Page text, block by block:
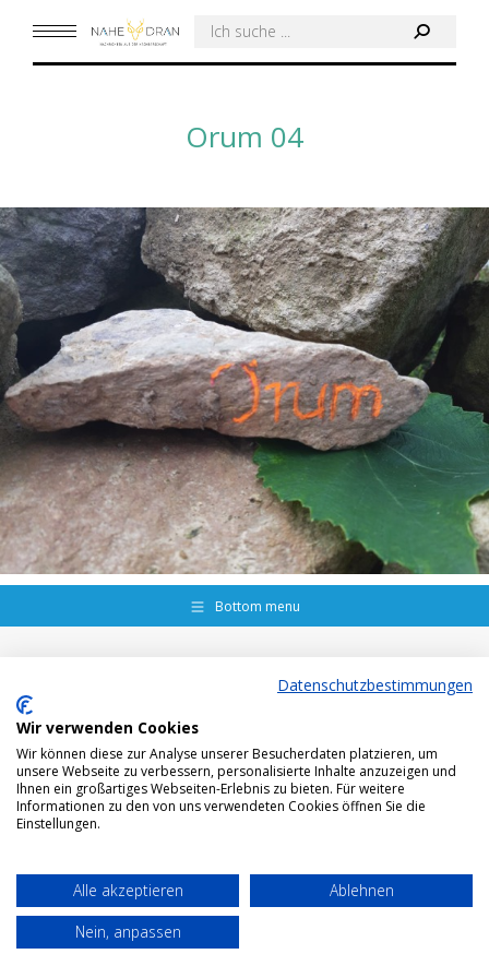
Search:
Orum 04
Bottom menu
Datenschutzbestimmungen
Wir verwenden Cookies
Wir können diese zur Analyse unserer Besucherdaten platzieren, um
unsere Webseite zu verbessern, personalisierte Inhalte anzuzeigen und
Ihnen ein großartiges Webseiten-Erlebnis zu bieten. Für weitere
Informationen zu den von uns verwendeten Cookies öffnen Sie die
Einstellungen.
Alle akzeptieren
Ablehnen
Nein, anpassen